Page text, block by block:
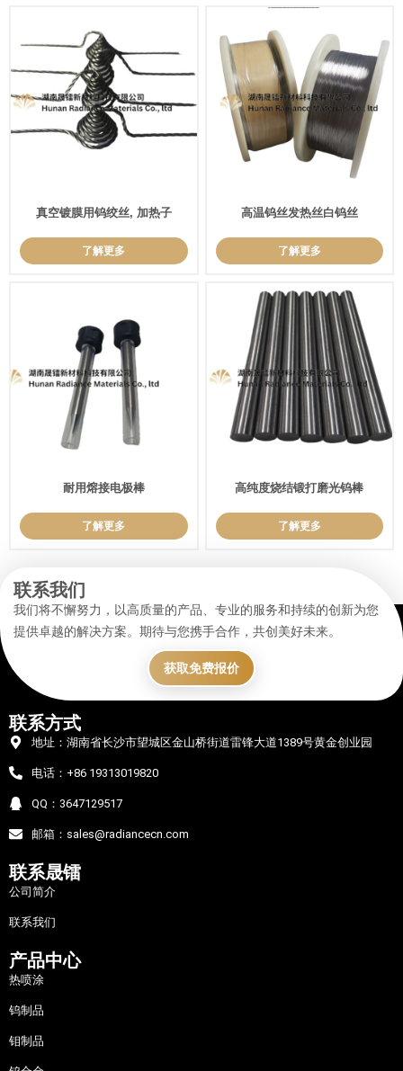
真空镀膜用钨绞丝, 加热子
了解更多
高温钨丝发热丝白钨丝
了解更多
耐用熔接电极棒
了解更多
高纯度烧结锻打磨光钨棒
了解更多
联系我们
我们将不懈努力，以高质量的产品、专业的服务和持续的创新为您
提供卓越的解决方案。期待与您携手合作，共创美好未来。
获取免费报价
联系方式
地址：湖南省长沙市望城区金山桥街道雷锋大道1389号黄金创业园
电话：+86 19313019820
QQ：3647129517
邮箱：sales@radiancecn.com
联系晟镭
公司简介
联系我们
产品中心
热喷涂
钨制品
钼制品